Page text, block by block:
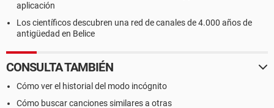
aplicación
Los científicos descubren una red de canales de 4.000 años de
antigüedad en Belice
CONSULTA TAMBIÉN
Cómo ver el historial del modo incógnito
Cómo buscar canciones similares a otras